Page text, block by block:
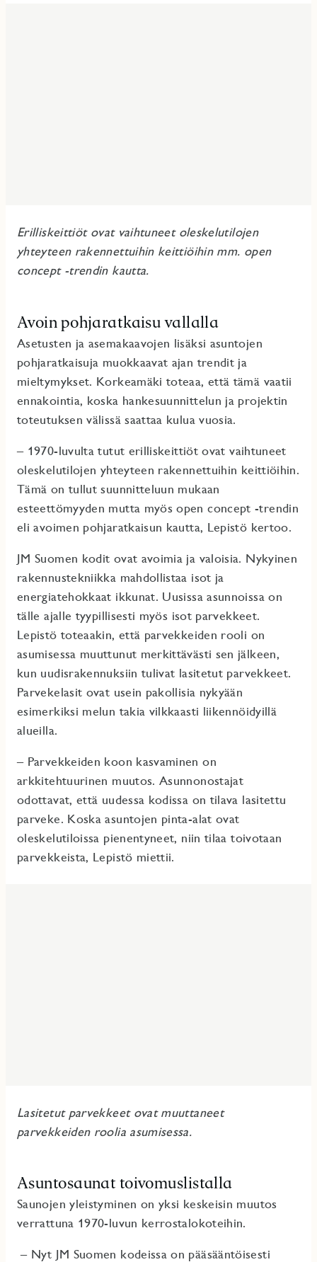
Erilliskeittiöt ovat vaihtuneet oleskelutilojen
yhteyteen rakennettuihin keittiöihin mm. open
concept -trendin kautta.
Avoin pohjaratkaisu vallalla
Asetusten ja asemakaavojen lisäksi asuntojen
pohjaratkaisuja muokkaavat ajan trendit ja
mieltymykset. Korkeamäki toteaa, että tämä vaatii
ennakointia, koska hankesuunnittelun ja projektin
toteutuksen välissä saattaa kulua vuosia.
– 1970-luvulta tutut erilliskeittiöt ovat vaihtuneet
oleskelutilojen yhteyteen rakennettuihin keittiöihin.
Tämä on tullut suunnitteluun mukaan
esteettömyyden mutta myös open concept -trendin
eli avoimen pohjaratkaisun kautta, Lepistö kertoo.
JM Suomen kodit ovat avoimia ja valoisia. Nykyinen
rakennustekniikka mahdollistaa isot ja
energiatehokkaat ikkunat. Uusissa asunnoissa on
tälle ajalle tyypillisesti myös isot parvekkeet.
Lepistö toteaakin, että parvekkeiden rooli on
asumisessa muuttunut merkittävästi sen jälkeen,
kun uudisrakennuksiin tulivat lasitetut parvekkeet.
Parvekelasit ovat usein pakollisia nykyään
esimerkiksi melun takia vilkkaasti liikennöidyillä
alueilla.
– Parvekkeiden koon kasvaminen on
arkkitehtuurinen muutos. Asunnonostajat
odottavat, että uudessa kodissa on tilava lasitettu
parveke. Koska asuntojen pinta-alat ovat
oleskelutiloissa pienentyneet, niin tilaa toivotaan
parvekkeista, Lepistö miettii.
Lasitetut parvekkeet ovat muuttaneet
parvekkeiden roolia asumisessa.
Asuntosaunat toivomuslistalla
Saunojen yleistyminen on yksi keskeisin muutos
verrattuna 1970-luvun kerrostalokoteihin.
– Nyt JM Suomen kodeissa on pääsääntöisesti